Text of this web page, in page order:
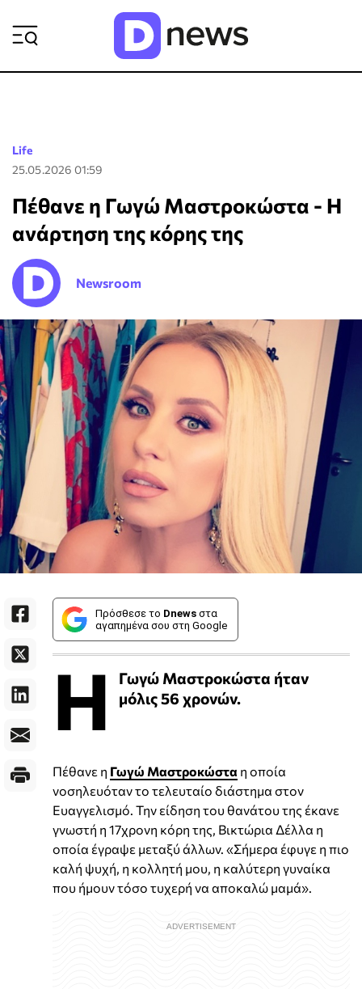
Life
25.05.2026 01:59
Πέθανε η Γωγώ Μαστροκώστα - Η
ανάρτηση της κόρης της
Newsroom
Πρόσθεσε το Dnews στα
αγαπημένα σου στη Google
Η
Γωγώ Μαστροκώστα ήταν
μόλις 56 χρονών.
Πέθανε η Γωγώ Μαστροκώστα η οποία
νοσηλευόταν το τελευταίο διάστημα στον
Ευαγγελισμό. Την είδηση του θανάτου της έκανε
γνωστή η 17χρονη κόρη της, Βικτώρια Δέλλα η
οποία έγραψε μεταξύ άλλων. «Σήμερα έφυγε η πιο
καλή ψυχή, η κολλητή μου, η καλύτερη γυναίκα
που ήμουν τόσο τυχερή να αποκαλώ μαμά».